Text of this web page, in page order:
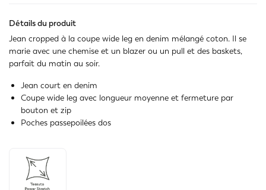
Disponible
Détails du produit
Jean cropped à la coupe wide leg en denim mélangé coton. Il se
marie avec une chemise et un blazer ou un pull et des baskets,
parfait du matin au soir.
Jean court en denim
Coupe wide leg avec longueur moyenne et fermeture par
bouton et zip
Poches passepoilées dos